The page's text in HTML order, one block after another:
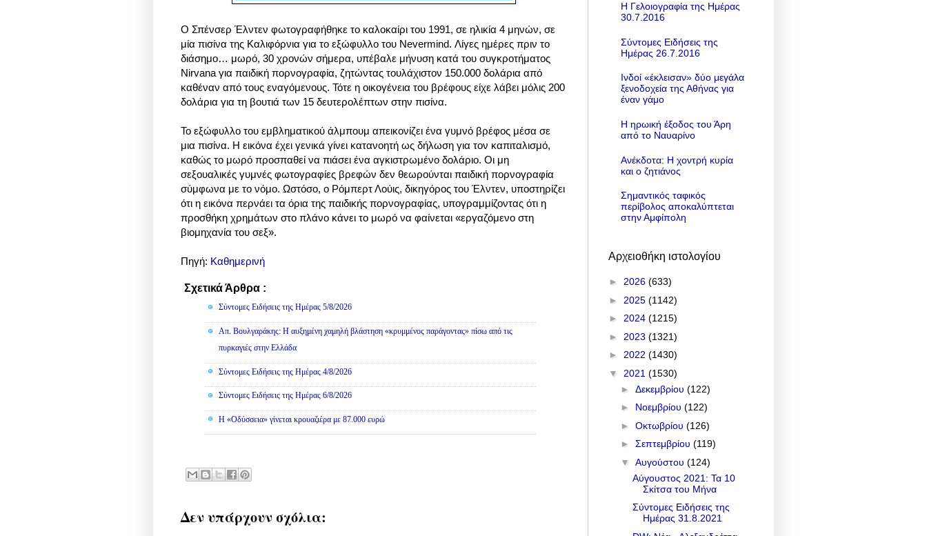
Ο Σπένσερ Έλντεν φωτογραφήθηκε το καλοκαίρι του 1991, σε ηλικία 4 μηνών, σε
μία πισίνα της Καλιφόρνια για το εξώφυλλο του Nevermind. Λίγες ημέρες πριν το
διάσημο… μωρό, 30 χρονών σήμερα, υπέβαλε μήνυση κατά του συγκροτήματος
Nirvana για παιδική πορνογραφία, ζητώντας τουλάχιστον 150.000 δολάρια από
καθέναν από τους εναγόμενους. Τότε η οικογένεια του βρέφους είχε λάβει μόλις 200
δολάρια για τη βουτιά των 15 δευτερολέπτων στην πισίνα.
Το εξώφυλλο του εμβληματικού άλμπουμ απεικονίζει ένα γυμνό βρέφος μέσα σε
μια πισίνα. Η εικόνα έχει γενικά γίνει κατανοητή ως δήλωση για τον καπιταλισμό,
καθώς το μωρό προσπαθεί να πιάσει ένα αγκιστρωμένο δολάριο. Οι μη
σεξουαλικές γυμνές φωτογραφίες βρεφών δεν θεωρούνται παιδική πορνογραφία
σύμφωνα με το νόμο. Ωστόσο, ο Ρόμπερτ Λούις, δικηγόρος του Έλντεν, υποστηρίζει
ότι η εικόνα περνάει τα όρια της παιδικής πορνογραφίας, υπογραμμίζοντας ότι η
προσθήκη χρημάτων στο πλάνο κάνει το μωρό να φαίνεται «εργαζόμενο στη
βιομηχανία του σεξ».
Πηγή: Καθημερινή
Σχετικά Άρθρα :
Σύντομες Ειδήσεις της Ημέρας 5/8/2026
Απ. Βουλγαράκης: Η αυξημένη χαμηλή βλάστηση «κρυμμένος παράγοντας» πίσω από τις
πυρκαγιές στην Ελλάδα
Σύντομες Ειδήσεις της Ημέρας 4/8/2026
Σύντομες Ειδήσεις της Ημέρας 6/8/2026
Η «Οδύσσεια» γίνεται κρουαζιέρα με 87.000 ευρώ
Δεν υπάρχουν σχόλια:
Η Γελοιογραφία της Ημέρας
30.7.2016
Σύντομες Ειδήσεις της
Ημέρας 26.7.2016
Ινδοί «έκλεισαν» δύο μεγάλα
ξενοδοχεία της Αθήνας για
έναν γάμο
Η ηρωική έξοδος του Άρη
από το Ναυαρίνο
Ανέκδοτα: Η χοντρή κυρία
και ο ζητιάνος
Σημαντικός ταφικός
περίβολος αποκαλύπτεται
στην Αμφίπολη
Αρχειοθήκη ιστολογίου
► 2026 (633)
► 2025 (1142)
► 2024 (1215)
► 2023 (1321)
► 2022 (1430)
▼ 2021 (1530)
► Δεκεμβρίου (122)
► Νοεμβρίου (122)
► Οκτωβρίου (126)
► Σεπτεμβρίου (119)
▼ Αυγούστου (124)
Αύγουστος 2021: Τα 10
Σκίτσα του Μήνα
Σύντομες Ειδήσεις της
Ημέρας 31.8.2021